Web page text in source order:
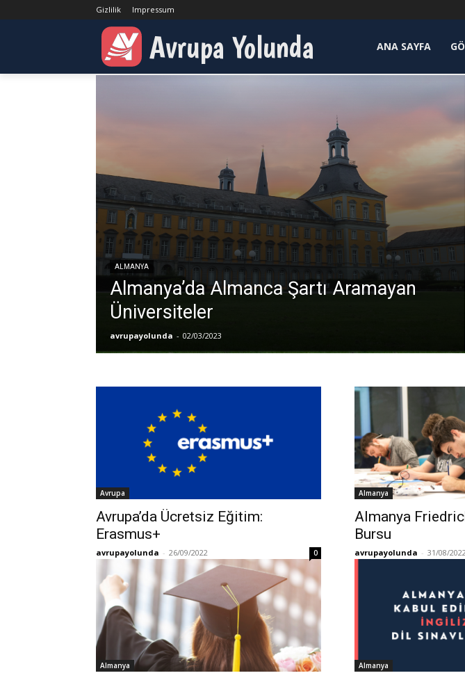
Gizlilik Impressum
Avrupa Yolunda ANA SAYFA
Ana Sayfa Eğitim Bilmeniz Gerekenler
BILMENIZ GEREKENLER
ALMANYA
Almanya’da Almanca Şartı Aramayan
Üniversiteler
avrupayolunda - 02/03/2023
Avrupa
Avrupa’da Ücretsiz Eğitim:
Erasmus+
avrupayolunda - 26/09/2022 0
Almanya
Almanya
Bursu
avrupayolunda - 31/08/
Almanya Almanya